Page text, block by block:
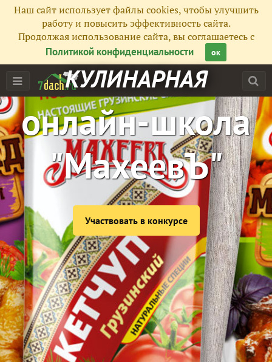
КУЛИНАРНАЯ
онлайн-школа
"МахеевЪ"
Участвовать в конкурсе
Наш сайт использует файлы cookies, чтобы улучшить
работу и повысить эффективность сайта.
Продолжая использование сайта, вы соглашаетесь с
Политикой конфиденциальности
ок